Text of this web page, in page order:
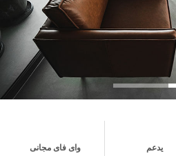
يدعم
واى فاى مجانى